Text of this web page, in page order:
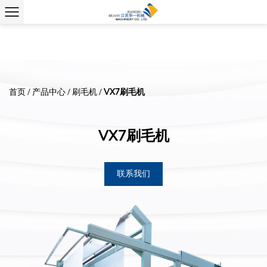
首页 / 产品中心 / 刷毛机 / VX7刷毛机
VX7刷毛机
联系我们